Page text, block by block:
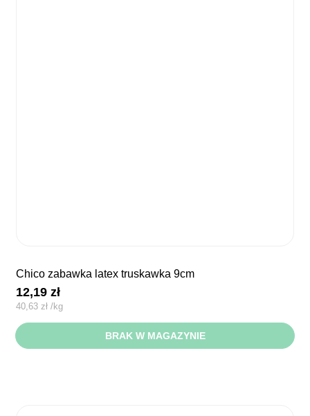
chico zabawka latex truskawka 9cm
12,19zł
40,63zł /kg
BRAK W MAGAZYNIE